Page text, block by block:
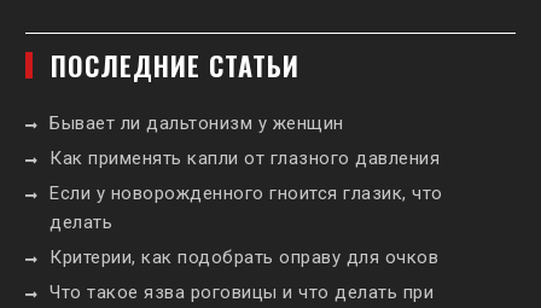
ПОСЛЕДНИЕ СТАТЬИ
Бывает ли дальтонизм у женщин
Как применять капли от глазного давления
Если у новорожденного гноится глазик, что
делать
Критерии, как подобрать оправу для очков
Что такое язва роговицы и что делать при